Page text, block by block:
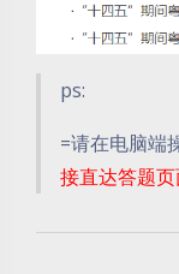
ps:
=请在电脑端
接直达答题